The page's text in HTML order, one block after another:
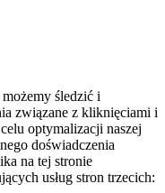
śledzić i
związane z kliknięciami i
optymalizacji naszej
doświadczenia
na tej stronie
usług stron trzecich: